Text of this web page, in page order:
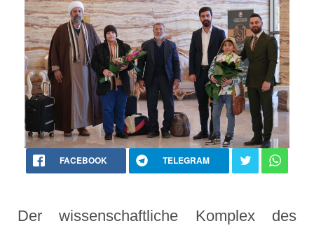
FACEBOOK TELEGRAM
Der wissenschaftliche Komplex des